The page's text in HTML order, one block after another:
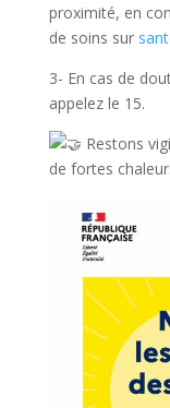
proximité, en
de soins sur
3- En cas de
appelez le 15.
Restons
de fortes